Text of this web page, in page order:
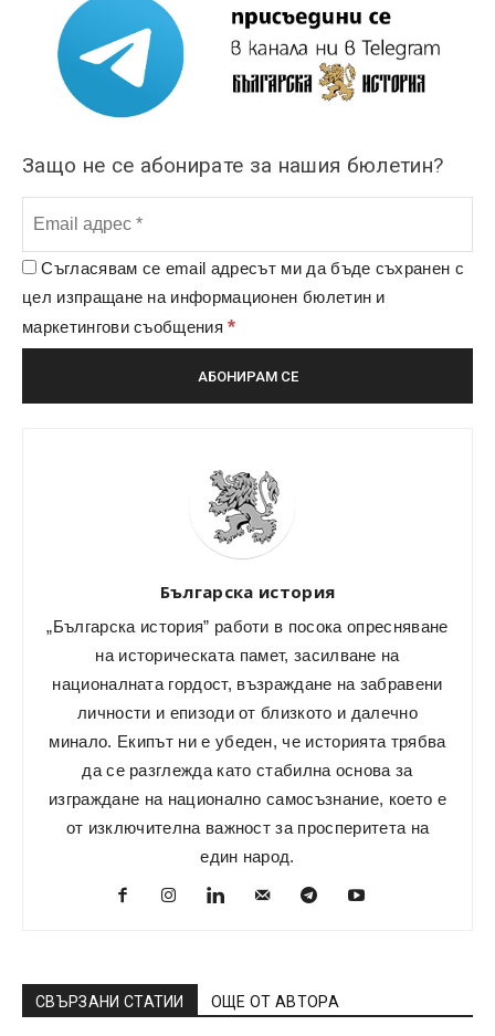
Защо не се абонирате за нашия бюлетин?
Съгласявам се email адресът ми да бъде съхранен с
цел изпращане на информационен бюлетин и
маркетингови съобщения*
Българска история
„Българска история” работи в посока опресняване
на историческата памет, засилване на
националната гордост, възраждане на забравени
личности и епизоди от близкото и далечно
минало. Екипът ни е убеден, че историята трябва
да се разглежда като стабилна основа за
изграждане на национално самосъзнание, което е
от изключителна важност за просперитета на
един народ.
СВЪРЗАНИ СТАТИИ ОЩЕ ОТ АВТОРА